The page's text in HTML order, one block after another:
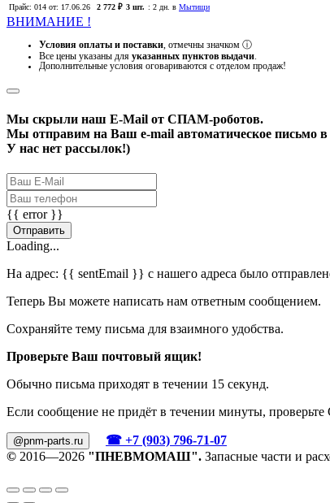
Прайс: 014 от: 17.06.26 2 772 ₽ 3 шт. : 2 дн. в Мытищи
ВНИМАНИЕ !
Условия оплаты и поставки , отмечны значком ⓘ
Все цены указаны для указанных пунктов выдачи
Дополнительные условия оговариваются с отделом продаж!
Мы скрыли наш E-Mail от СПАМ-роботов.
Мы отправим на Ваш e-mail автоматическое письмо в
У нас нет рассылок!)
{{ error }}
Отправить
Loading...
На адрес: {{ sentEmail }} с нашего адреса было
Теперь Вы можете написать нам ответным сообщением.
Сохраняйте тему письма для взаимного удобства.
Проверьте Ваш почтовый ящик!
Обычно письма приходят в течении 15 секунд.
Если сообщение не придёт в течении минуты,
@pnm-parts.ru
☎ +7 (903) 796-71-07
© 2016—2026 "ПНЕВМОМАШ". Запасные части и